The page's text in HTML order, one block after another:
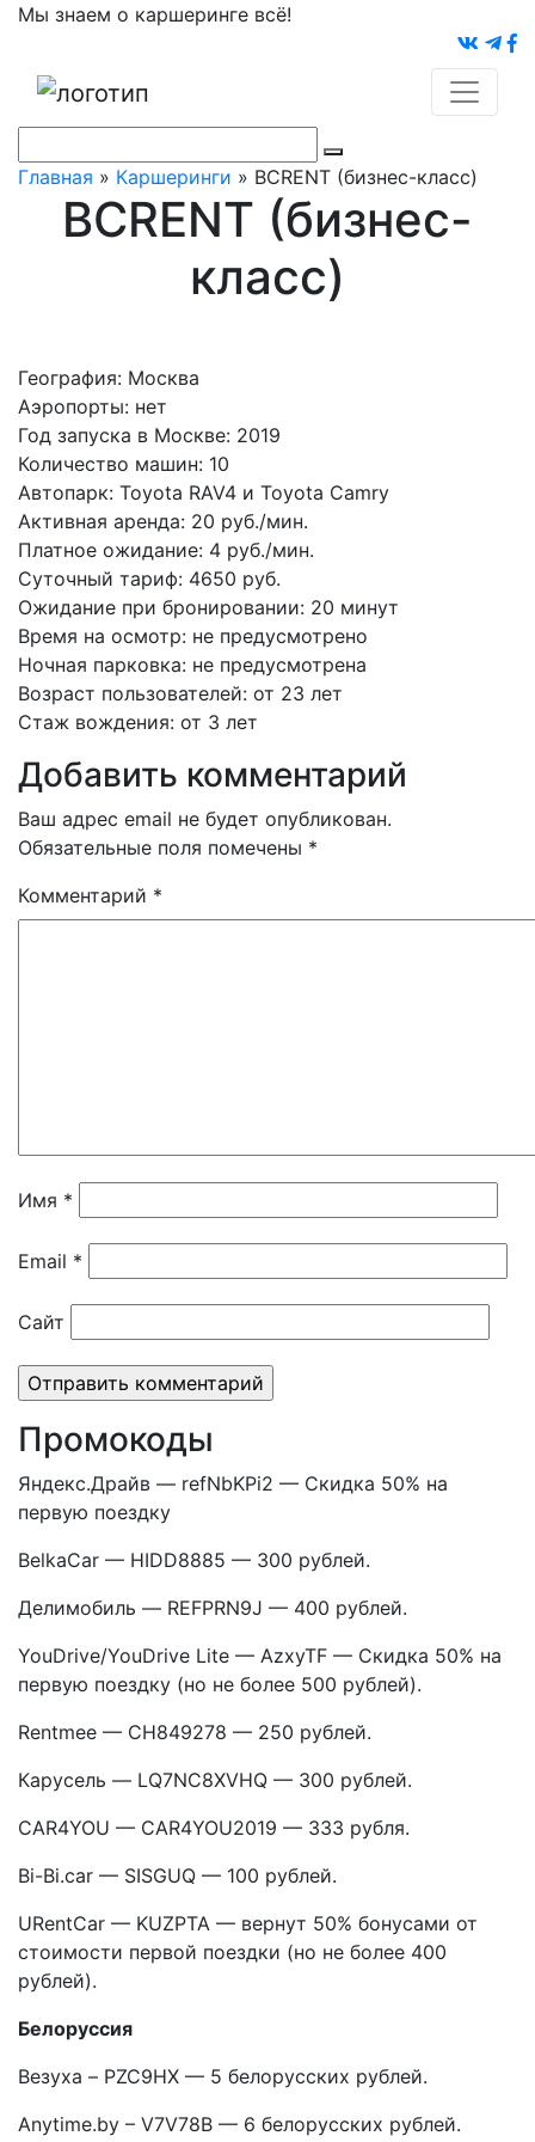
Мы знаем о каршеринге всё!
Главная » Каршеринги » BCRENT (бизнес-класс)
BCRENT (бизнес-
класс)
География: Москва
Аэропорты: нет
Год запуска в Москве: 2019
Количество машин: 10
Автопарк: Toyota RAV4 и Toyota Camry
Активная аренда: 20 руб./мин.
Платное ожидание: 4 руб./мин.
Суточный тариф: 4650 руб.
Ожидание при бронировании: 20 минут
Время на осмотр: не предусмотрено
Ночная парковка: не предусмотрена
Возраст пользователей: от 23 лет
Стаж вождения: от 3 лет
Добавить комментарий
Ваш адрес email не будет опубликован.
Обязательные поля помечены *
Комментарий *
Имя *
Email *
Сайт
Промокоды
Яндекс.Драйв — refNbKPi2 — Скидка 50% на
первую поездку
BelkaCar — HIDD8885 — 300 рублей.
Делимобиль — REFPRN9J — 400 рублей.
YouDrive/YouDrive Lite — AzxyTF — Скидка 50% на
первую поездку (но не более 500 рублей).
Rentmee — CH849278 — 250 рублей.
Карусель — LQ7NC8XVHQ — 300 рублей.
CAR4YOU — CAR4YOU2019 — 333 рубля.
Bi-Bi.car — SISGUQ — 100 рублей.
URentCar — KUZPTA — вернут 50% бонусами от
стоимости первой поездки (но не более 400
рублей).
Белоруссия
Везуха – PZC9HX — 5 белорусских рублей.
Anytime.by – V7V78B — 6 белорусских рублей.